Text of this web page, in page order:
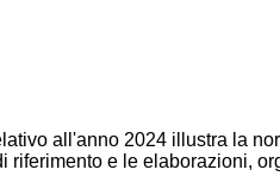
all'anno 2024 illustra la
e le elaborazioni,